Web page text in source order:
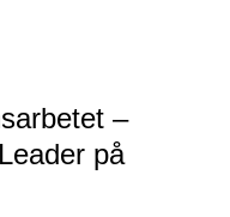
–
på